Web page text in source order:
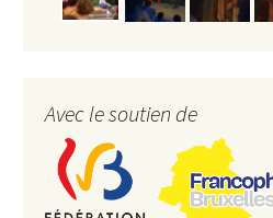
Avec le soutien de